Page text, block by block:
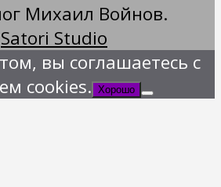
Михаил Войнов.
Satori Studio
вы соглашаетесь с
cookies. Хорошо